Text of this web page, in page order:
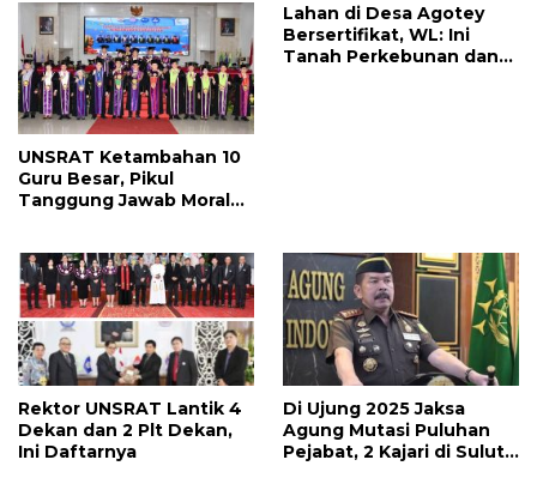
UNSRAT Ketambahan 10
Guru Besar, Pikul
Tanggung Jawab Moral
Lahan di Desa Agotey
Bersertifikat, WL: Ini
Tanah Perkebunan dan
Rektor UNSRAT Lantik 4
Dekan dan 2 Plt Dekan,
Ini Daftarnya
Di Ujung 2025 Jaksa
Agung Mutasi Puluhan
Pejabat, 2 Kajari di Sulut